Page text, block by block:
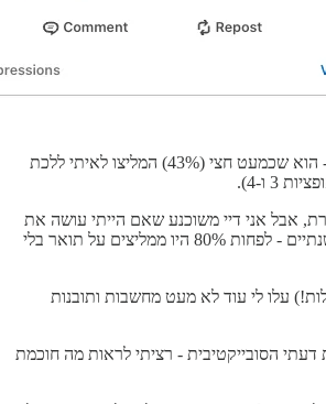
הנתון הכי מעניין לדעתי - הוא שכמעט חצי (43%) המליצו לאיתי ללכת
3 ו-4).
אבל אני דיי משוכנע שאם הייתי עושה את
אותו הסקר בדיוק לפני שנתיים - לפחות 80% היו ממליצים על תואר בלי
עלו לי עוד לא מעט מחשבות ותובנות
הסובייקטיבית - רציתי לראות מה חוכמת